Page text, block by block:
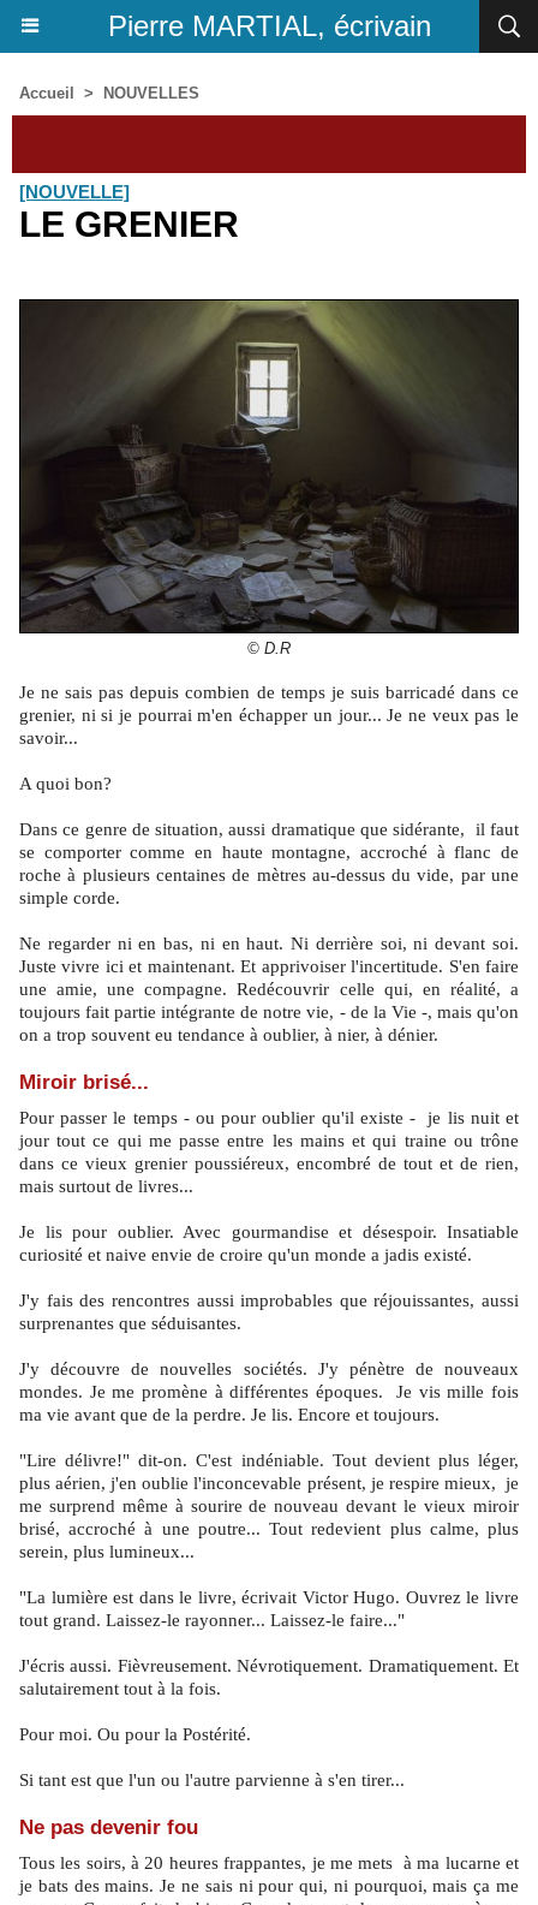
Pierre MARTIAL, écrivain
Accueil > NOUVELLES
[NOUVELLE]
LE GRENIER
© D.R
Je ne sais pas depuis combien de temps je suis barricadé dans ce
grenier, ni si je pourrai m'en échapper un jour... Je ne veux pas le
savoir...
A quoi bon?
Dans ce genre de situation, aussi dramatique que sidérante, il faut
se comporter comme en haute montagne, accroché à flanc de
roche à plusieurs centaines de mètres au-dessus du vide, par une
simple corde.
Ne regarder ni en bas, ni en haut. Ni derrière soi, ni devant soi.
Juste vivre ici et maintenant. Et apprivoiser l'incertitude. S'en faire
une amie, une compagne. Redécouvrir celle qui, en réalité, a
toujours fait partie intégrante de notre vie, - de la Vie -, mais qu'on
on a trop souvent eu tendance à oublier, à nier, à dénier.
Miroir brisé...
Pour passer le temps - ou pour oublier qu'il existe - je lis nuit et
jour tout ce qui me passe entre les mains et qui traine ou trône
dans ce vieux grenier poussiéreux, encombré de tout et de rien,
mais surtout de livres...
Je lis pour oublier. Avec gourmandise et désespoir. Insatiable
curiosité et naive envie de croire qu'un monde a jadis existé.
J'y fais des rencontres aussi improbables que réjouissantes, aussi
surprenantes que séduisantes.
J'y découvre de nouvelles sociétés. J'y pénètre de nouveaux
mondes. Je me promène à différentes époques. Je vis mille fois
ma vie avant que de la perdre. Je lis. Encore et toujours.
"Lire délivre!" dit-on. C'est indéniable. Tout devient plus léger,
plus aérien, j'en oublie l'inconcevable présent, je respire mieux, je
me surprend même à sourire de nouveau devant le vieux miroir
brisé, accroché à une poutre... Tout redevient plus calme, plus
serein, plus lumineux...
"La lumière est dans le livre, écrivait Victor Hugo. Ouvrez le livre
tout grand. Laissez-le rayonner... Laissez-le faire..."
J'écris aussi. Fièvreusement. Névrotiquement. Dramatiquement. Et
salutairement tout à la fois.
Pour moi. Ou pour la Postérité.
Si tant est que l'un ou l'autre parvienne à s'en tirer...
Ne pas devenir fou
Tous les soirs, à 20 heures frappantes, je me mets à ma lucarne et
je bats des mains. Je ne sais ni pour qui, ni pourquoi, mais ça me